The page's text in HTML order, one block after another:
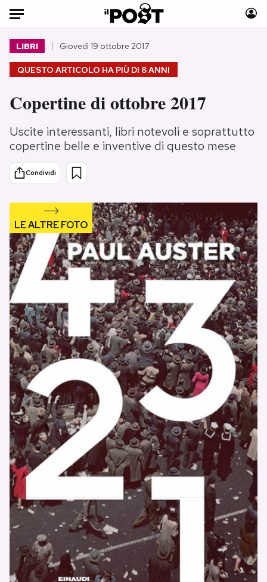
Auto
HOME
Italia
Politica
Tecnologia
Internet
Scienza
Cultura
Economia
Sport
Moda
Consumismi
Storie/Idee
Europa
Altrecose
Mondiali calcio 2026
NEWSLETTER
I MIEI PREFERITI
SHOP
CALENDARIO
Area Personale
Newsletter
Notifiche mobile
Regala il Post
Hai bisogno di aiuto?
QUESTO ARTICOLO HA PIÙ DI 8 ANNI
LIBRI Giovedì 19 ottobre 2017
Copertine di ottobre 2017
Uscite interessanti, libri notevoli e soprattutto
copertine belle e inventive di questo mese
Condividi